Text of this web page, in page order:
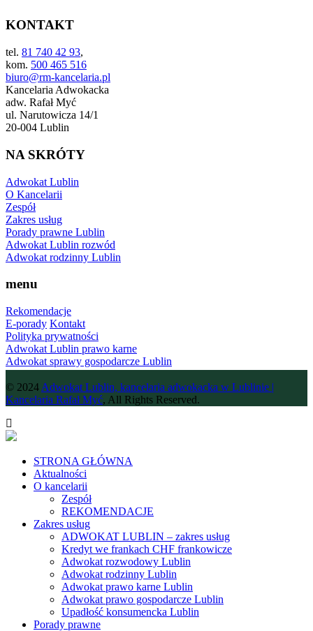
KONTAKT
tel. 81 740 42 93,
kom. 500 465 516
biuro@rm-kancelaria.pl
Kancelaria Adwokacka
adw. Rafał Myć
ul. Narutowicza 14/1
20-004 Lublin
NA SKRÓTY
Adwokat Lublin
O Kancelarii
Zespół
Zakres usług
Porady prawne Lublin
Adwokat Lublin rozwód
Adwokat rodzinny Lublin
menu
Rekomendacje
E-porady Kontakt
Polityka prywatności
Adwokat Lublin prawo karne
Adwokat sprawy gospodarcze Lublin
© 2024 Adwokat Lublin, kancelaria adwokacka w Lublinie |
Kancelaria Rafał Myć, All Rights Reserved.
STRONA GŁÓWNA
Aktualności
O kancelarii
Zespół
REKOMENDACJE
Zakres usług
ADWOKAT LUBLIN – zakres usług
Kredyt we frankach CHF frankowicze
Adwokat rozwodowy Lublin
Adwokat rodzinny Lublin
Adwokat prawo karne Lublin
Adwokat prawo gospodarcze Lublin
Upadłość konsumencka Lublin
Porady prawne